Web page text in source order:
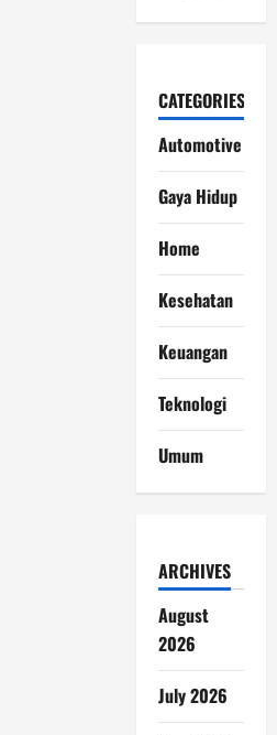
CATEGORIES
Automotive
Gaya Hidup
Home
Kesehatan
Keuangan
Teknologi
Umum
ARCHIVES
August
2026
July 2026